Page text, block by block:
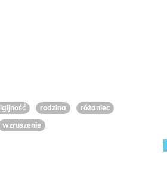
rodzina
różaniec
wzruszenie